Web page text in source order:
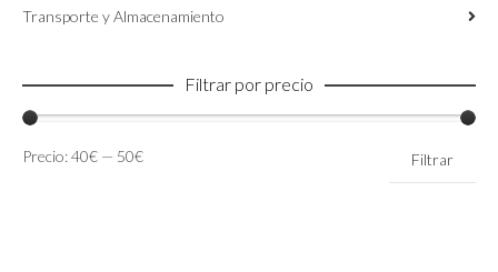
Transporte y Almacenamiento
Filtrar por precio
Precio
Precio
Filtrar
Precio:40€ — 50€